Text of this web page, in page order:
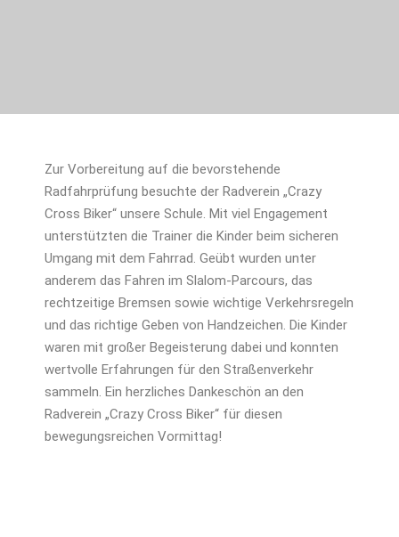
Zur Vorbereitung auf die bevorstehende
Radfahrprüfung besuchte der Radverein „Crazy
Cross Biker“ unsere Schule. Mit viel Engagement
unterstützten die Trainer die Kinder beim sicheren
Umgang mit dem Fahrrad. Geübt wurden unter
anderem das Fahren im Slalom-Parcours, das
rechtzeitige Bremsen sowie wichtige Verkehrsregeln
und das richtige Geben von Handzeichen. Die Kinder
waren mit großer Begeisterung dabei und konnten
wertvolle Erfahrungen für den Straßenverkehr
sammeln. Ein herzliches Dankeschön an den
Radverein „Crazy Cross Biker“ für diesen
bewegungsreichen Vormittag!